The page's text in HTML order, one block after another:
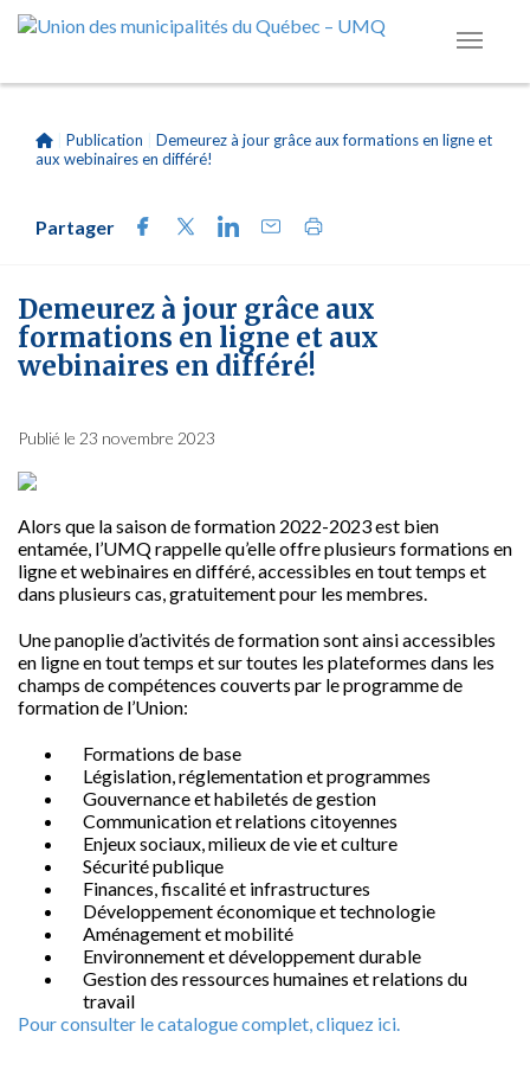
Publication
Demeurez à jour grâce aux formations en ligne et
aux webinaires en différé!
Partager
Demeurez à jour grâce aux
formations en ligne et aux
webinaires en différé!
Publié le 23 novembre 2023
Alors que la saison de formation 2022-2023 est bien
entamée, l’UMQ rappelle qu’elle offre plusieurs formations en
ligne et webinaires en différé, accessibles en tout temps et
dans plusieurs cas, gratuitement pour les membres.
Une panoplie d’activités de formation sont ainsi accessibles
en ligne en tout temps et sur toutes les plateformes dans les
champs de compétences couverts par le programme de
formation de l’Union:
Formations de base
Législation, réglementation et programmes
Gouvernance et habiletés de gestion
Communication et relations citoyennes
Enjeux sociaux, milieux de vie et culture
Sécurité publique
Finances, fiscalité et infrastructures
Développement économique et technologie
Aménagement et mobilité
Environnement et développement durable
Gestion des ressources humaines et relations du
travail
Pour consulter le catalogue complet, cliquez ici.